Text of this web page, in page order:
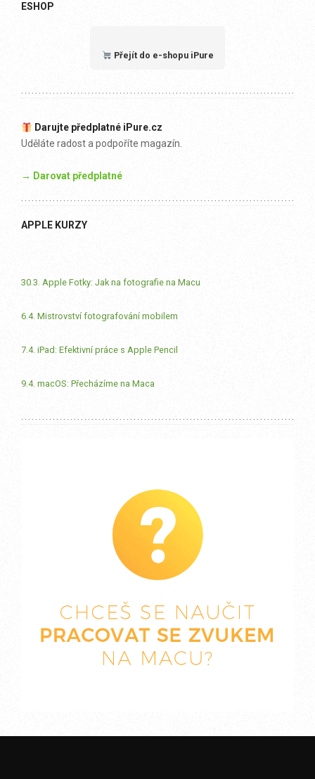
ESHOP
Přejít do e-shopu iPure
Darujte předplatné iPure.cz
Uděláte radost a podpoříte magazín.
→ Darovat předplatné
APPLE KURZY
30.3. Apple Fotky: Jak na fotografie na Macu
6.4. Mistrovství fotografování mobilem
7.4. iPad: Efektivní práce s Apple Pencil
9.4. macOS: Přecházíme na Maca